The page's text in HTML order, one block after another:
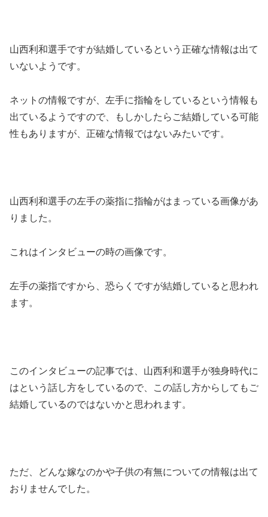
山西利和選手ですが結婚しているという正確な情報は出て
いないようです。
ネットの情報ですが、左手に指輪をしているという情報も
出ているようですので、もしかしたらご結婚している可能
性もありますが、正確な情報ではないみたいです。
山西利和選手の左手の薬指に指輪がはまっている画像があ
りました。
これはインタビューの時の画像です。
左手の薬指ですから、恐らくですが結婚していると思われ
ます。
このインタビューの記事では、山西利和選手が独身時代に
はという話し方をしているので、この話し方からしてもご
結婚しているのではないかと思われます。
ただ、どんな嫁なのかや子供の有無についての情報は出て
おりませんでした。